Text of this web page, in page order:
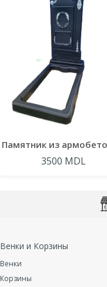
Памятник из
3500 MDL
Венки и Корзины
Венки
Корзины